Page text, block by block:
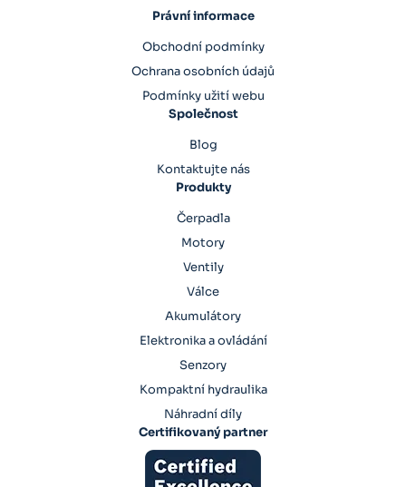
Právní informace
Obchodní podmínky
Ochrana osobních údajů
Podmínky užití webu
Společnost
Blog
Kontaktujte nás
Produkty
Čerpadla
Motory
Ventily
Válce
Akumulátory
Elektronika a ovládání
Senzory
Kompaktní hydraulika
Náhradní díly
Certifikovaný partner